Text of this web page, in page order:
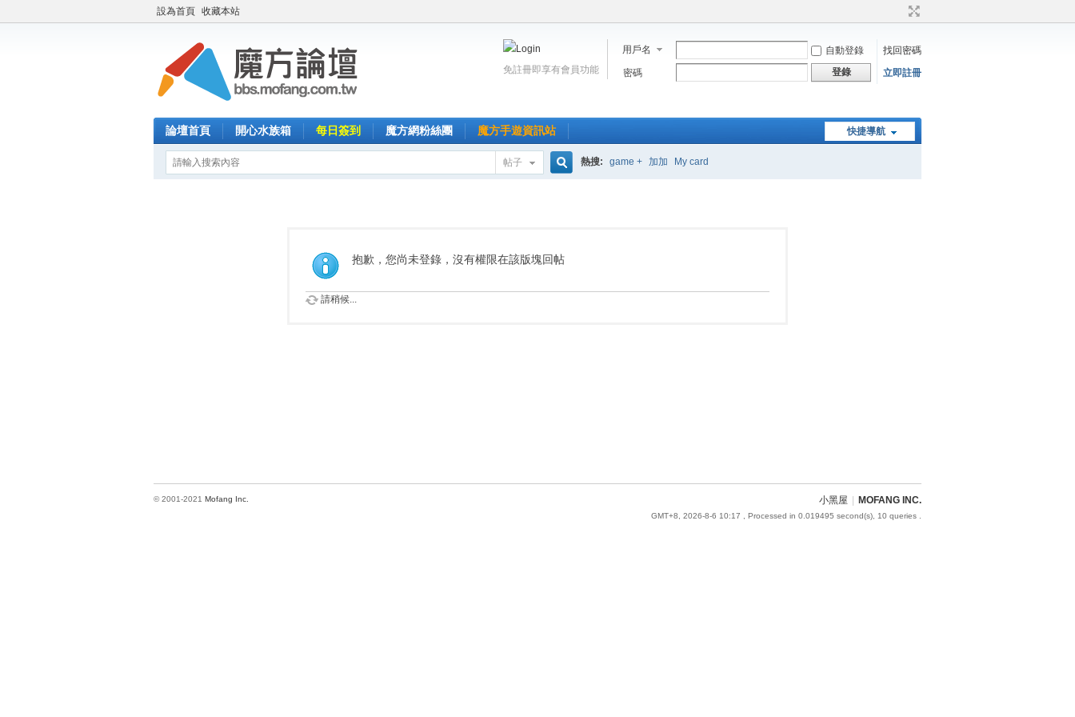
設為首頁 收藏本站
用戶名 自動登錄
找回密碼
密碼
登錄 立即註冊
免註冊即享有會員功能
快捷導航
論壇首頁 開心水族箱 每日簽到 魔方網粉絲團 魔方手遊資訊站
帖子
索
熱搜: game + 加加 My card
抱歉，您尚未登錄，沒有權限在該版塊回帖
請稍候...
小黑屋 MOFANG INC.
GMT+8, 2026-8-6 10:17 , Processed in 0.019495 second(s), 10 queries .
© 2001-2021 Mofang Inc.